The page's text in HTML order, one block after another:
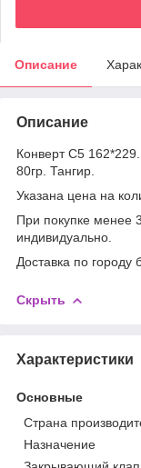
Описание
Описание
Конверт С5
80гр. Тангир.
Указана цена на
При покупке менее
индивидуально.
Доставка по городу
Скрыть
Характеристики
Основные
Страна
Назначение